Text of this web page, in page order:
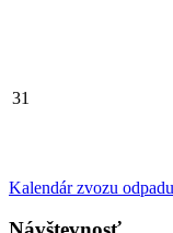
31
Kalendár zvozu odpadu